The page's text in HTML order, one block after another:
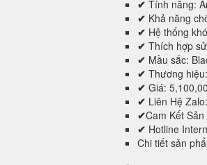
✔ Tính năng:
✔ Khả năng
✔ Hệ thống
✔ Thích hợp
✔ Mầu sắc:
✔ Thương
✔ Giá:
✔ Liên Hệ
✔Cam Kết
✔ Hotline
Chi tiết sản